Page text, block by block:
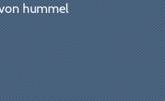
hummel